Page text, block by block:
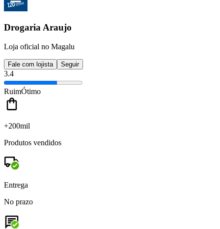
Drogaria Araujo
Loja oficial no Magalu
Fale com lojista Seguir
3.4
RuimÓtimo
+200mil
Produtos vendidos
Entrega
No prazo